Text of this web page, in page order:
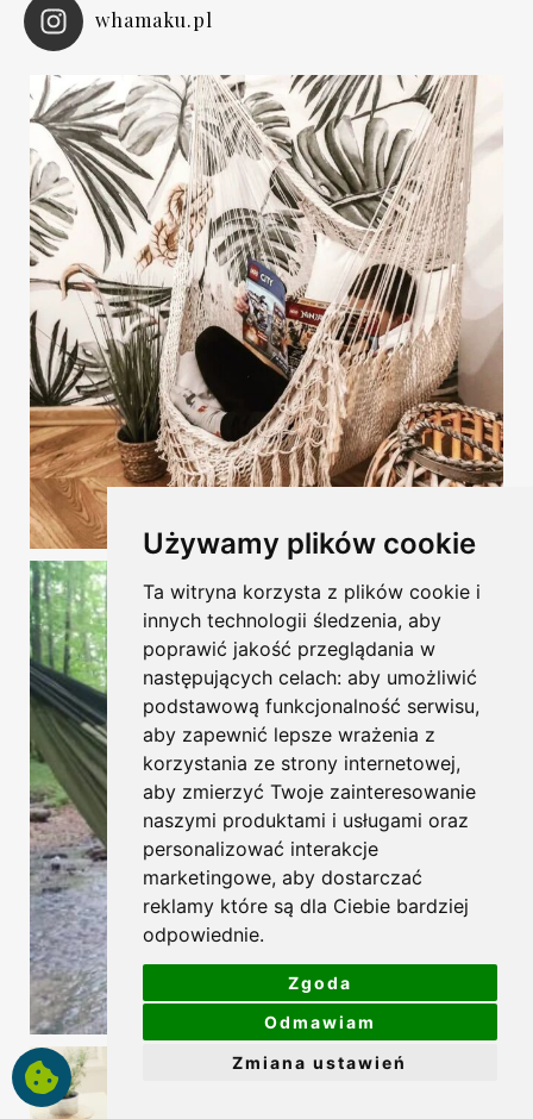
Używamy plików cookie
Ta witryna korzysta z plików cookie i
innych technologii śledzenia, aby
poprawić jakość przeglądania w
następujących celach: aby umożliwić
podstawową funkcjonalność serwisu,
aby zapewnić lepsze wrażenia z
korzystania ze strony internetowej,
aby zmierzyć Twoje zainteresowanie
naszymi produktami i usługami oraz
personalizować interakcje
marketingowe, aby dostarczać
reklamy które są dla Ciebie bardziej
odpowiednie.
Zgoda
Odmawiam
Zmiana ustawień
whamaku.pl